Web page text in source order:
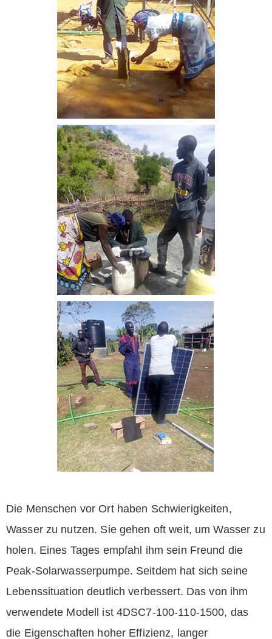
Die Menschen vor Ort haben Schwierigkeiten,
Wasser zu nutzen. Sie gehen oft weit, um Wasser zu
holen. Eines Tages empfahl ihm sein Freund die
Peak-Solarwasserpumpe. Seitdem hat sich seine
Lebenssituation deutlich verbessert. Das von ihm
verwendete Modell ist 4DSC7-100-110-1500, das
die Eigenschaften hoher Effizienz, langer